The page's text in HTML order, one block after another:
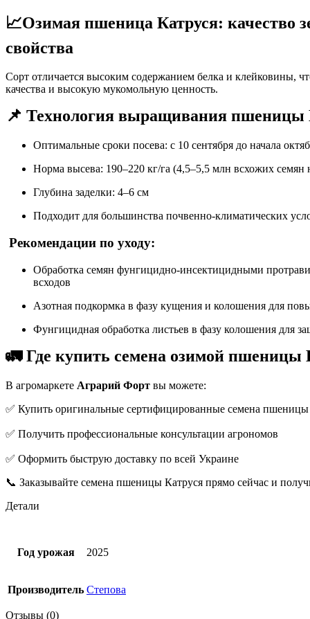
📈Озимая пшеница Катруся: качество
свойства
Сорт отличается высоким содержанием белка и клейковины,
качества и высокую мукомольную ценность.
📌 Технология выращивания
Оптимальные сроки посева: с 10 сентября до начала
Норма высева: 190–220 кг/га (4,5–5,5 млн всхожих семян
Глубина заделки: 4–6 см
Подходит для большинства почвенно-климатических
Рекомендации по уходу:
Обработка семян фунгицидно-инсектицидными
всходов
Азотная подкормка в фазу кущения и колошения для
Фунгицидная обработка листьев в фазу колошения для
🚛 Где купить семена озимой
В агромаркете Аграрий Форт вы можете:
✅ Купить оригинальные сертифицированные семена пшеницы
✅ Получить профессиональные консультации агрономов
✅ Оформить быструю доставку по всей Украине
📞 Заказывайте семена пшеницы Катруся прямо сейчас и
Детали
Год урожая 2025
Производитель Степова
Отзывы (0)